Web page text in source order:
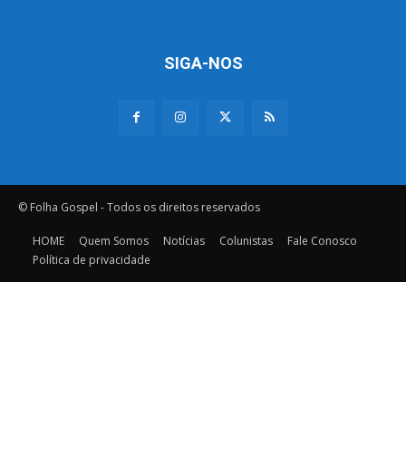
SIGA-NOS
© Folha Gospel - Todos os direitos reservados
HOME Quem Somos Notícias Colunistas
Fale Conosco
Política de privacidade